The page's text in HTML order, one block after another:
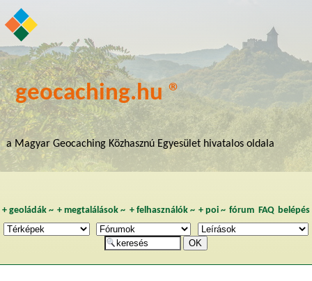
geocaching.hu ®
a Magyar Geocaching Közhasznú Egyesület hivatalos oldala
+ geoládák~ +megtalálások ~ + felhasználók~ + poi~ fórum FAQ belépés